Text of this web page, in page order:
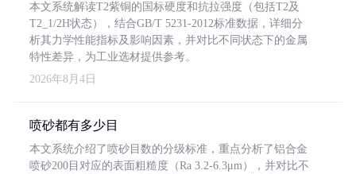
本文系统解读T2紫铜的国标硬度和抗拉强度（包括T2及
T2_1/2H状态），结合GB/T 5231-2012标准数据，详细分
析其力学性能指标及影响因素，并对比不同状态下的金属
特性差异，为工业选材提供参考。
2026年8月4日
喷砂都有多少目
本文系统介绍了喷砂目数的分级标准，重点分析了铝合金
喷砂200目对应的表面粗糙度（Ra 3.2-6.3μm），并对比不